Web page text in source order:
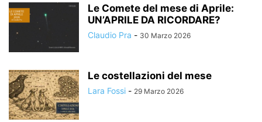
Le Comete del mese di Aprile:
UN’APRILE DA RICORDARE?
Claudio Pra - 30 Marzo 2026
Le costellazioni del mese
Lara Fossi - 29 Marzo 2026